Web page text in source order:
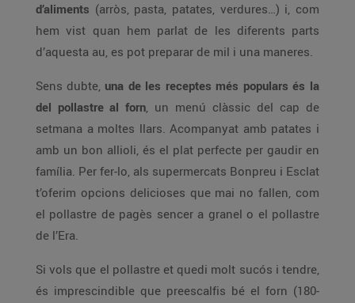
d’aliments (arròs, pasta, patates, verdures…) i, com
hem vist quan hem parlat de les diferents parts
d’aquesta au, es pot preparar de mil i una maneres.
Sens dubte, una de les receptes més populars és la
del pollastre al forn, un menú clàssic del cap de
setmana a moltes llars. Acompanyat amb patates i
amb un bon allioli, és el plat perfecte per gaudir en
família. Per fer-lo, als supermercats Bonpreu i Esclat
t’oferim opcions delicioses que mai no fallen, com
el pollastre de pagès sencer a granel o el pollastre
de l’Era.
Si vols que el pollastre et quedi molt sucós i tendre,
és imprescindible que preescalfis bé el forn (180-